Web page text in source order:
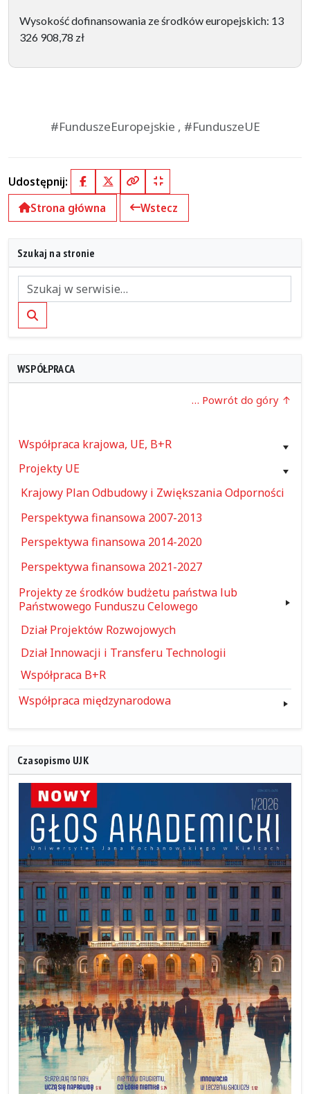
Wysokość dofinansowania ze środków europejskich: 13
326 908,78 zł
#FunduszeEuropejskie , #FunduszeUE
Udostępnij: FacebookX (Twitter)
Kopiuj pełny link
Kopiuj krótki link
Strona główna
Wstecz
Szukaj na stronie
Szukaj
WSPÓŁPRACA
… Powrót do góry
Współpraca krajowa, UE, B+R
Projekty UE
Krajowy Plan Odbudowy i Zwiększania Odporności
Perspektywa finansowa 2007-2013
Perspektywa finansowa 2014-2020
Perspektywa finansowa 2021-2027
Projekty ze środków budżetu państwa lub
Państwowego Funduszu Celowego
Dział Projektów Rozwojowych
Dział Innowacji i Transferu Technologii
Współpraca B+R
Współpraca międzynarodowa
Czasopismo UJK